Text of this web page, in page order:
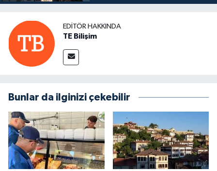
EDITÖR HAKKINDA
TE Bilişim
Bunlar da ilginizi çekebilir